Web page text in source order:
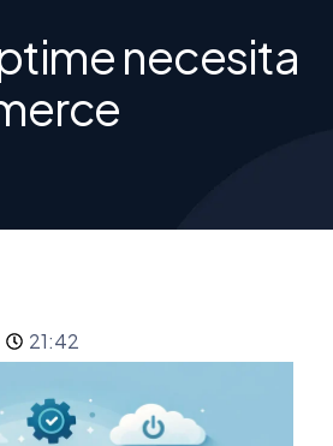
necesita
21:42